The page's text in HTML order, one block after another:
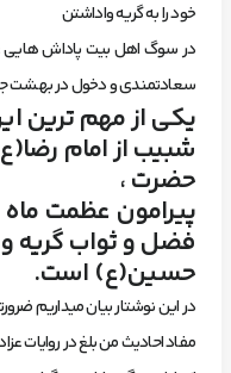
خود را به گریه واداشتن
در سوگ اهل بیت پاداش هایی
سعادتمندی و دخول در بهشت
یکی از مهم ترین
شبیب از امام
حضرت ،
پیرامون عظمت ماه
فضل و ثواب گریه و
حسین(ع) است.
در این نوشتار بیان میداریم
مفاد احادیث من بلغ در روایات